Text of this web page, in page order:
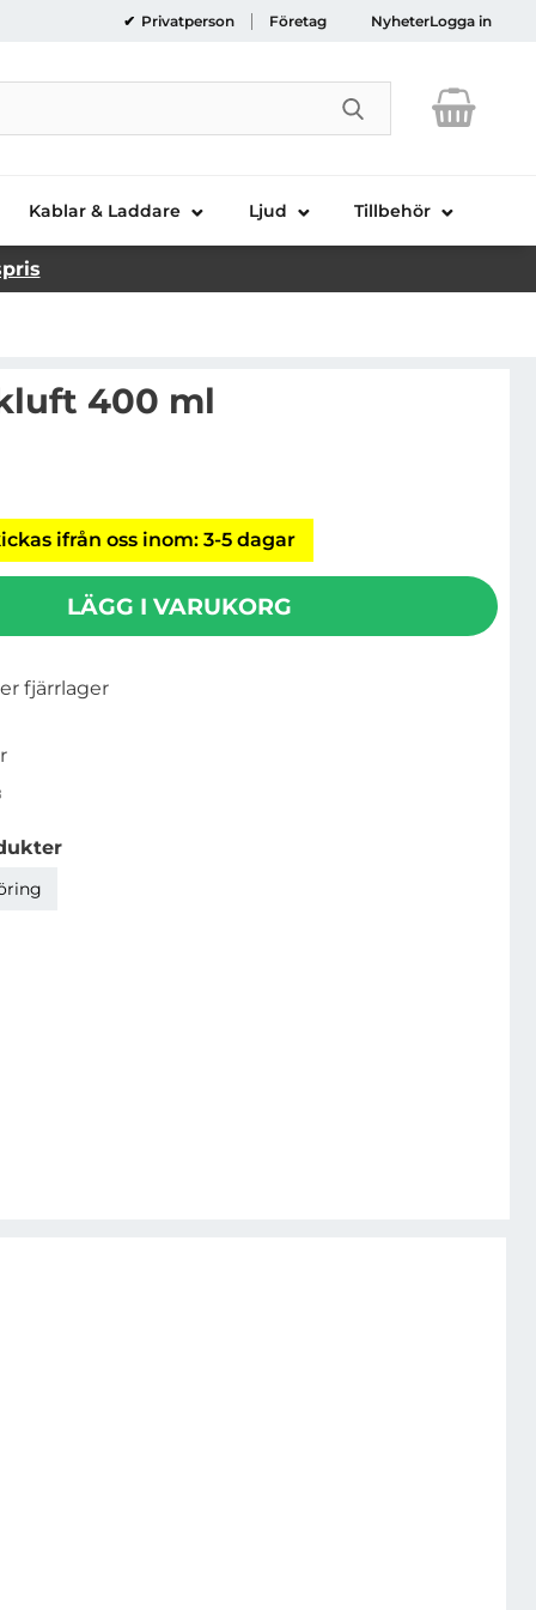
Privatperson Företag NyheterLogga in
Genomför
Kablar & Laddare Ljud Tillbehör
400 ml
ifrån oss inom: 3-5 dagar
LÄGG I VARUKORG
fjärrlager